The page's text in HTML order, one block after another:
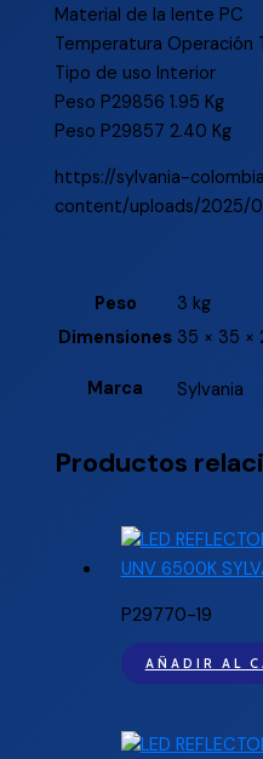
Material de la lente PC
Temperatura Operación
Tipo de uso Interior
Peso P29856 1.95 Kg
Peso P29857 2.40 Kg
https://sylvania-
content/uploads/2025/
Peso
3 kg
Dimensiones 35 × 35 ×
Marca Sylvania
Productos
P29770-19
AÑADIR AL